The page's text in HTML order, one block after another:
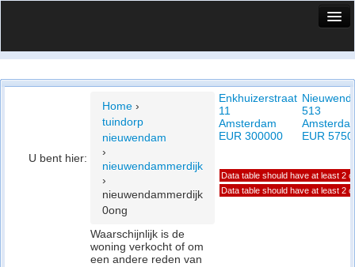
Vergelijk prijsposities - wijk
InfoU bent hier:
Home ›
tuindorp
nieuwendam
›
nieuwendammerdijk
›
nieuwendammerdijk
0ong
Waarschijnlijk is de
woning verkocht of om
een andere reden van
Enkhuizerstraat
11
Amsterdam
EUR 300000
513
EUR
Data table should have at least 2
Data table should have at least 2